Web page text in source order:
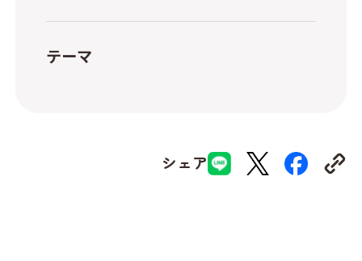
テーマ
シェア